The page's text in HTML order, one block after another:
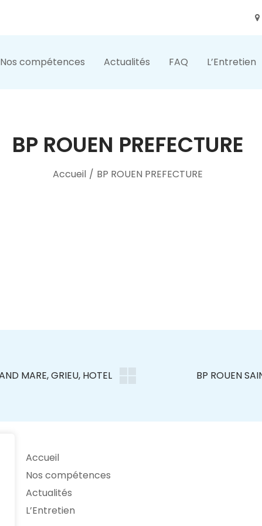
Nos compétences Actualités FAQ L’Entretien
BP ROUEN PREFECTURE
Accueil / BP ROUEN PREFECTURE
Accueil
Nos compétences
Actualités
L’Entretien